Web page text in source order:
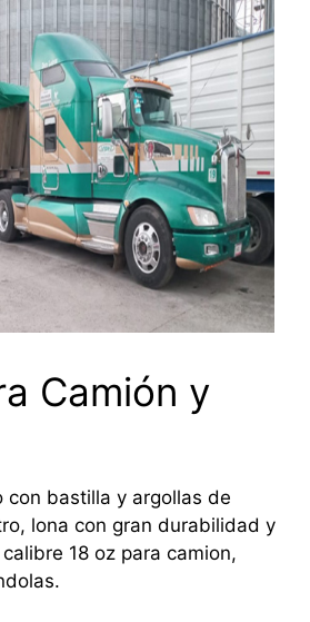
Camión y
con bastilla y argollas de
lona con gran durabilidad y
18 oz para camion,